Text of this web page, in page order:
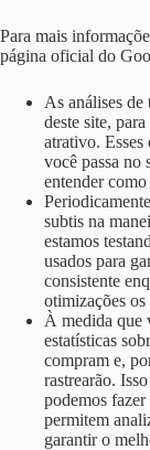
Para mais
página oficial do
As análises de
deste site,
atrativo. Esses
você passa no
entender
subtis na
estamos
usados ​​para
consistente
otimizações os
À medida que
estatísticas
compram e,
rastrearão.
podemos
permitem
garantir o